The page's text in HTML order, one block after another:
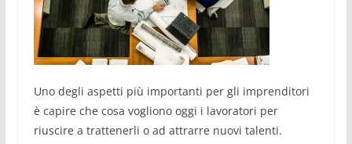
Uno degli aspetti più importanti per gli imprenditori
è capire che cosa vogliono oggi i lavoratori per
riuscire a trattenerli o ad attrarre nuovi talenti.